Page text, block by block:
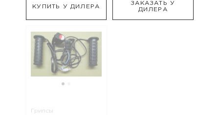
КУПИТЬ У ДИЛЕРА
ЗАКАЗАТЬ У
ДИЛЕРА
Грипсы